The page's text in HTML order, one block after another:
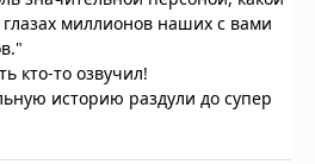
миллионов наших с вами
кто-то озвучил!
историю раздули до супер